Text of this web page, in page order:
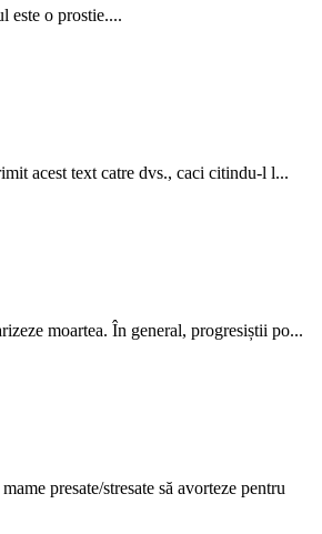
este o prostie....
acest text catre dvs., caci citindu-l l...
moartea. În general, progresiștii po...
presate/stresate să avorteze pentru